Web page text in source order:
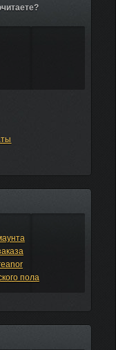
пола